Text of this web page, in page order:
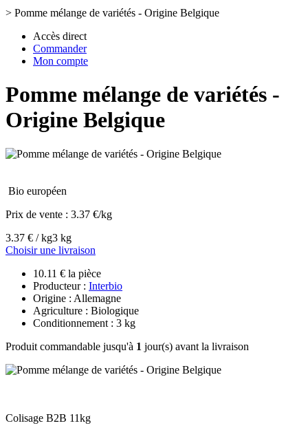
> Pomme mélange de variétés - Origine Belgique
Accès direct
Commander
Mon compte
Pomme mélange de variétés -
Origine Belgique
Bio européen
Prix de vente : 3.37 €/kg
3.37 € / kg3 kg
Choisir une livraison
10.11 € la pièce
Producteur : Interbio
Origine : Allemagne
Agriculture : Biologique
Conditionnement : 3 kg
Produit commandable jusqu'à 1 jour(s) avant la livraison
Colisage B2B 11kg